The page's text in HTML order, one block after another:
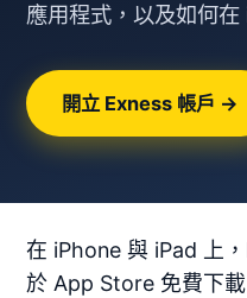
應用程式，以及如何
開立 Exness 帳戶 →
在 iPhone 與 iPad 上
於 App Store 免費下載